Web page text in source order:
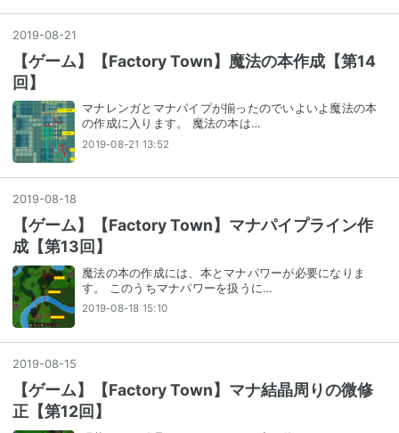
2019-08-21
【ゲーム】【Factory Town】魔法の本作成【第14
回】
マナレンガとマナパイプが揃ったのでいよいよ魔法の本
の作成に入ります。 魔法の本は…
2019-08-21 13:52
2019-08-18
【ゲーム】【Factory Town】マナパイプライン作
成【第13回】
魔法の本の作成には、本とマナパワーが必要になりま
す。 このうちマナパワーを扱うに…
2019-08-18 15:10
2019-08-15
【ゲーム】【Factory Town】マナ結晶周りの微修
正【第12回】